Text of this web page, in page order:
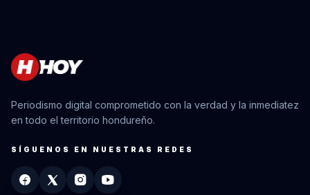
Periodismo digital comprometido con la verdad y la inmediatez
en todo el territorio hondureño.
SÍGUENOS EN NUESTRAS REDES